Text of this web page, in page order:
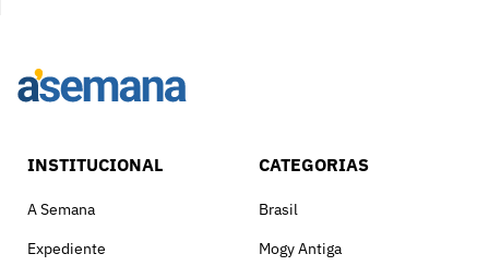
INSTITUCIONAL
A Semana
Expediente
CATEGORIAS
Brasil
Mogy Antiga